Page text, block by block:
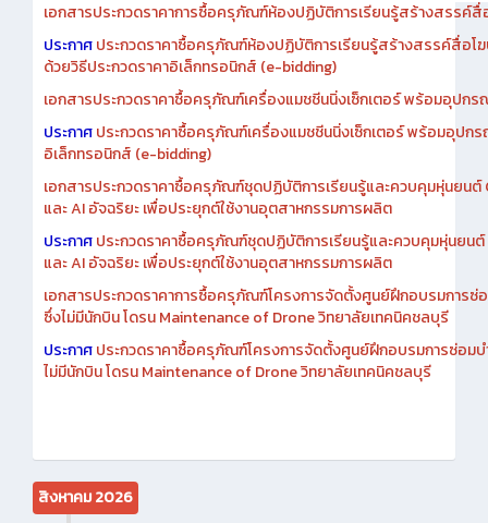
เอกสารประกวดราคาการซื้อครุภัณฑ์ห้องปฏิบัติการเรียนรู้สร้างสรรค์
ประกาศประกวดราคาซื้อครุภัณฑ์ห้องปฏิบัติการเรียนรู้สร้างสรรค์สื่อโ
ด้วยวิธีประกวดราคาอิเล็กทรอนิกส์ (e-bidding)
เอกสารประกวดราคาซื้อครุภัณฑ์เครื่องแมชชีนนิ่งเซ็กเตอร์ พร้อมอุปก
ประกาศประกวดราคาซื้อครุภัณฑ์เครื่องแมชชีนนิ่งเซ็กเตอร์ พร้อมอุปก
อิเล็กทรอนิกส์ (e-bidding)
เอกสารประกวดราคาซื้อครุภัณฑ์ชุดปฏิบัติการเรียนรู้และควบคุมหุ่นยน
และ AI อัจฉริยะ เพื่อประยุกต์ใช้งานอุตสาหกรรมการผลิต
ประกาศประกวดราคาซื้อครุภัณฑ์ชุดปฏิบัติการเรียนรู้และควบคุมหุ่นยน
และ AI อัจฉริยะ เพื่อประยุกต์ใช้งานอุตสาหกรรมการผลิต
เอกสารประกวดราคาการซื้อครุภัณฑ์โครงการจัดตั้งศูนย์ฝึกอบรมการซ่
ซึ่งไม่มีนักบิน โดรน Maintenance of Drone วิทยาลัยเทคนิคชลบุรี
ประกาศประกวดราคาซื้อครุภัณฑ์โครงการจัดตั้งศูนย์ฝึกอบรมการซ่อมบ
ไม่มีนักบิน โดรน Maintenance of Drone วิทยาลัยเทคนิคชลบุรี
สิงหาคม 2026